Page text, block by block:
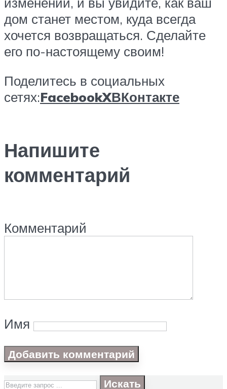
дом станет местом, куда всегда
хочется возвращаться. Сделайте
его по-настоящему своим!
Поделитесь в социальных
сетях:FacebookXВКонтакте
Напишите
комментарий
Комментарий
Имя
Искать